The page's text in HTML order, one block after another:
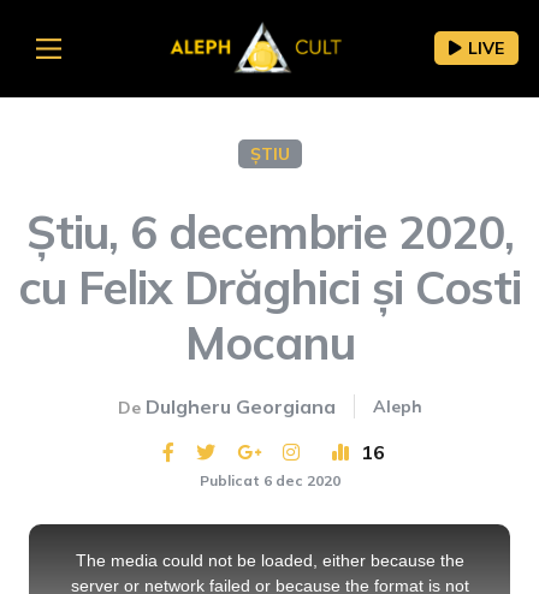
LIVE
ȘTIU
Știu, 6 decembrie 2020,
cu Felix Drăghici și Costi
Mocanu
De Dulgheru Georgiana Aleph
16
Publicat 6 dec 2020
This
The media could not be loaded, either because the
server or network failed or because the format is not